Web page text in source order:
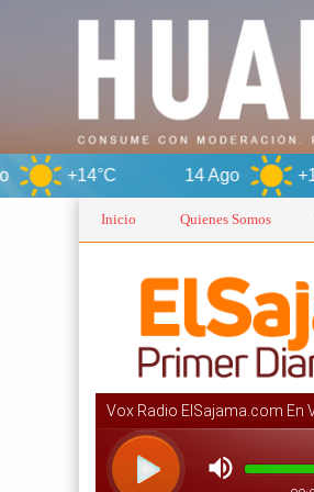
14 Ago +14°C
Inicio Quienes Somos